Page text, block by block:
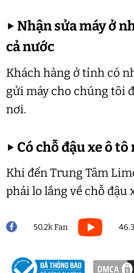
▶Nhận sửa máy ở
cả nước
Khách hàng ở tỉnh có
gửi máy cho chúng tôi
nơi.
▶ Có chỗ đậu xe ô
Khi đến Trung Tâm
phải lo lắng về chỗ đậu
50.2k Fan